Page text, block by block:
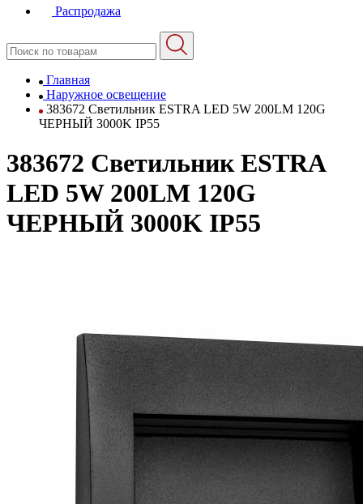
Распродажа
Главная
Наружное освещение
383672 Светильник ESTRA LED 5W 200LM 120G
ЧЕРНЫЙ 3000K IP55
383672 Светильник ESTRA
LED 5W 200LM 120G
ЧЕРНЫЙ 3000K IP55